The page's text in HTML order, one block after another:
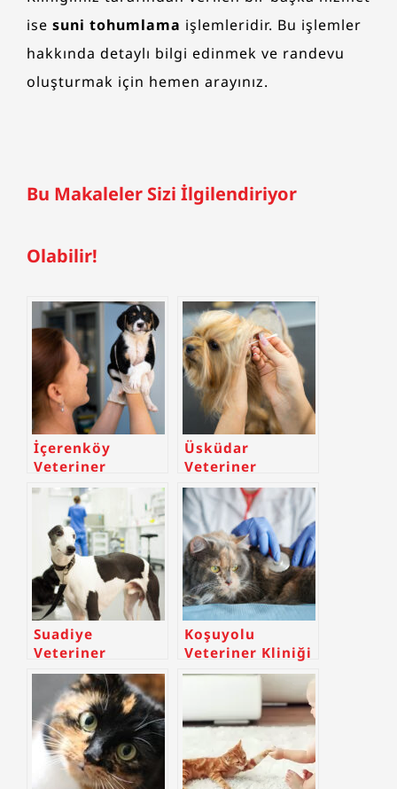
ise suni tohumlama işlemleridir. Bu işlemler
hakkında detaylı bilgi edinmek ve randevu
oluşturmak için hemen arayınız.
Bu Makaleler Sizi İlgilendiriyor
Olabilir!
İçerenköy
Veteriner
Üsküdar
Veteriner
Suadiye
Veteriner
Koşuyolu
Veteriner Kliniği